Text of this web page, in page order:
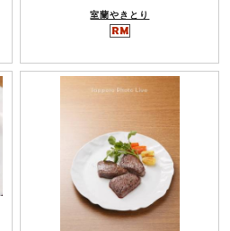
室蘭やきとり